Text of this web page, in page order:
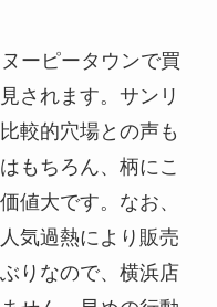
ーピータウンで買
されます。サンリ
較的穴場との声も
もちろん、柄にこ
値大です。なお、
気過熱により販売
りなので、横浜店